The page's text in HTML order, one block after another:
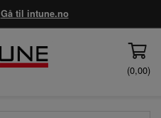
Gå til intune.no
(0,00)